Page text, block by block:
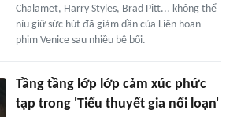
Chalamet, Harry Styles, Brad Pitt... không thể
níu giữ sức hút đã giảm dần của Liên hoan
phim Venice sau nhiều bê bối.
Tầng tầng lớp lớp cảm xúc phức
tạp trong 'Tiểu thuyết gia nổi loạn'